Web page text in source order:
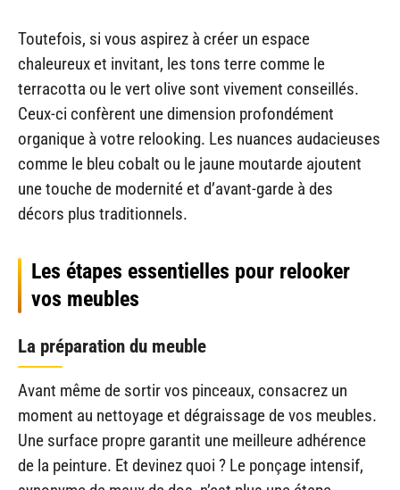
Toutefois, si vous aspirez à créer un espace
chaleureux et invitant, les tons terre comme le
terracotta ou le vert olive sont vivement conseillés.
Ceux-ci confèrent une dimension profondément
organique à votre relooking. Les nuances audacieuses
comme le bleu cobalt ou le jaune moutarde ajoutent
une touche de modernité et d’avant-garde à des
décors plus traditionnels.
Les étapes essentielles pour relooker
vos meubles
La préparation du meuble
Avant même de sortir vos pinceaux, consacrez un
moment au nettoyage et dégraissage de vos meubles.
Une surface propre garantit une meilleure adhérence
de la peinture. Et devinez quoi ? Le ponçage intensif,